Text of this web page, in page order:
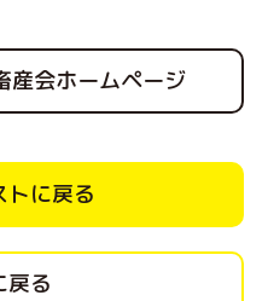
産会ホームページ
トに戻る
戻る